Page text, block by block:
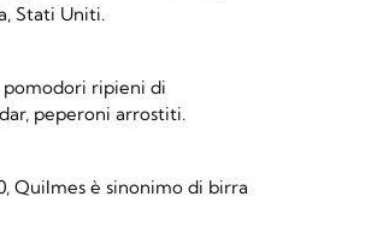
Stati Uniti.
ripieni di
peperoni arrostiti.
Quilmes è sinonimo di birra